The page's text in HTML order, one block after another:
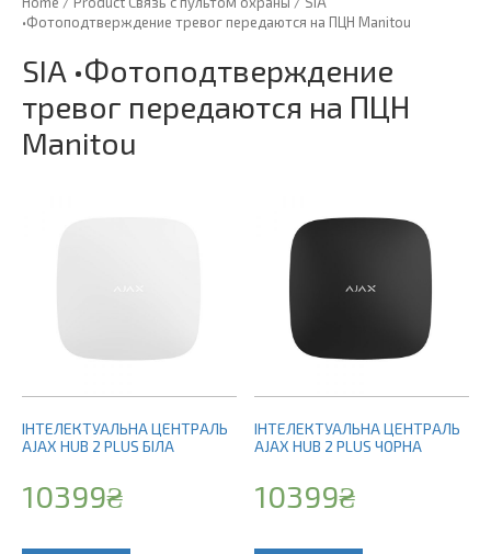
•Фотоподтверждение тревог передаются на ПЦН Manitou
SIA •Фотоподтверждение
тревог передаются на ПЦН
Manitou
ІНТЕЛЕКТУАЛЬНА ЦЕНТРАЛЬ
AJAX HUB 2 PLUS БІЛА
10399₴
ІНТЕЛЕКТУАЛЬНА ЦЕНТРАЛЬ
AJAX HUB 2 PLUS ЧОРНА
10399₴